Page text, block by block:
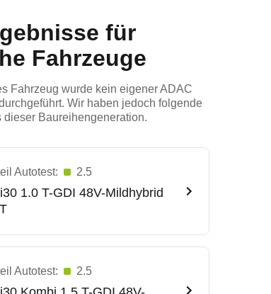
für
Fahrzeuge
Fahrzeug wurde kein eigener ADAC
Wir haben jedoch folgende
dieser Baureihengeneration.
Autotest: 2.5
i30 1.0 T-GDI 48V-Mildhybrid
Autotest: 2.5